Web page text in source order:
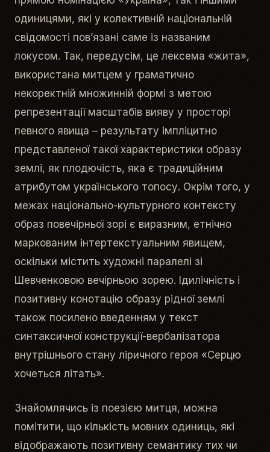
одиницями, які у колективній національній
свідомості пов’язані саме із названим
локусом. Так, передусім, це лексема «жита»,
використана митцем у граматично
некоректній множинній формі з метою
репрезентації масштабів вияву у просторі
певного явища – результату імпліцитно
представленої такої характеристики образу
землі, як плодючість, яка є традиційним
атрибутом українського топосу. Окрім того, у
межах національно-культурного контексту
образ повечірньої зорі є виразним, етнічно
маркованим інтертекстуальним явищем,
оскільки містить художні паралелі зі
Шевченковою вечірньою зорею. Ідилічність і
позитивну конотацію образу рідної землі
також посилено введенням у текст
синтаксичної конструкції-вербалізатора
внутрішнього стану ліричного героя «Серцю
хочеться літать».
Знайомлячись із поезією митця, можна
помітити, що кількість мовних одиниць, які
відображають позитивну семантику тих чи